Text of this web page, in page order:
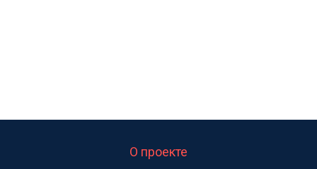
О проекте